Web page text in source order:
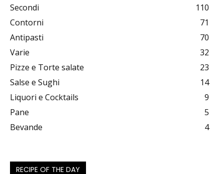
Secondi
110
Contorni
71
Antipasti
70
Varie
32
Pizze e Torte salate
23
Salse e Sughi
14
Liquori e Cocktails
9
Pane
5
Bevande
4
RECIPE OF THE DAY